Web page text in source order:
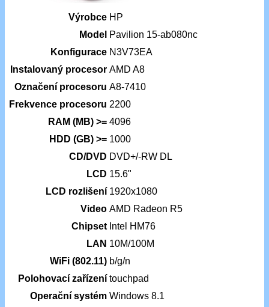
Výrobce HP
Model Pavilion 15-ab080nc
Konfigurace N3V73EA
Instalovaný procesor AMD A8
Označení procesoru A8-7410
Frekvence procesoru 2200
RAM (MB) >= 4096
HDD (GB) >= 1000
CD/DVD DVD+/-RW DL
LCD 15.6"
LCD rozlišení 1920x1080
Video AMD Radeon R5
Chipset Intel HM76
LAN 10M/100M
WiFi (802.11) b/g/n
Polohovací zařízení touchpad
Operační systém Windows 8.1